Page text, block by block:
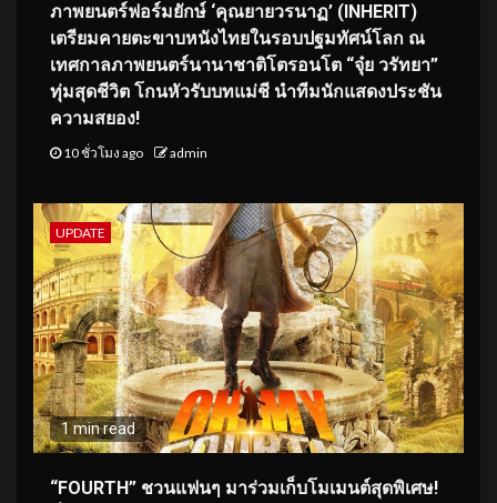
ภาพยนตร์ฟอร์มยักษ์ ‘คุณยายวรนาฏ’ (INHERIT)
เตรียมคายตะขาบหนังไทยในรอบปฐมทัศน์โลก ณ
เทศกาลภาพยนตร์นานาชาติโตรอนโต “จุ๋ย วรัทยา”
ทุ่มสุดชีวิต โกนหัวรับบทแม่ชี นำทีมนักแสดงประชัน
ความสยอง!
10 ชั่วโมง ago admin
UPDATE
1 min read
“FOURTH” ชวนแฟนๆ มาร่วมเก็บโมเมนต์สุดพิเศษ!